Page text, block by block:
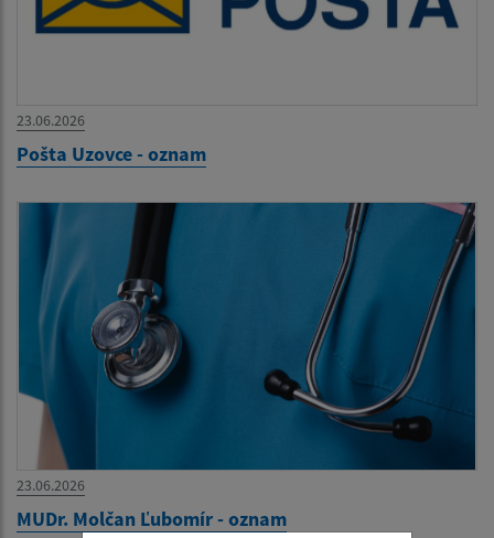
23.06.2026
Pošta Uzovce - oznam
23.06.2026
MUDr. Molčan Ľubomír - oznam